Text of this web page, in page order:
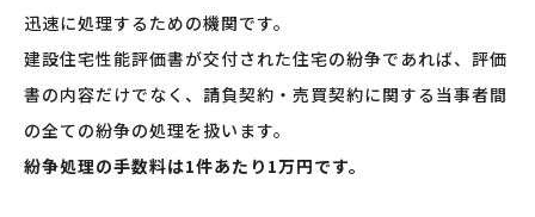
迅速に処理するための機関です。
建設住宅性能評価書が交付された住宅の紛争であれば、評価
書の内容だけでなく、請負契約・売買契約に関する当事者間
の全ての紛争の処理を扱います。
紛争処理の手数料は1件あたり1万円です。